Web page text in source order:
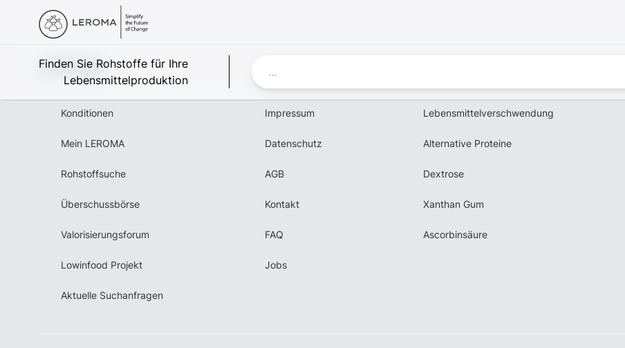
Finden Sie Rohstoffe für Ihre
Lebensmittelproduktion
Leroma
Konditionen
Mein LEROMA
Rohstoffsuche
Überschussbörse
Valorisierungsforum
Lowinfood Projekt
Aktuelle Suchanfragen
Impressum
Datenschutz
AGB
Kontakt
FAQ
Jobs
Lebensmittelverschwendung
Alternative Proteine
Dextrose
Xanthan Gum
Ascorbinsäure